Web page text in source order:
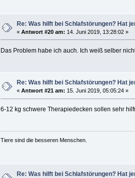
Re: Was hilft bei Schlafstörungen? Hat
«Antwort #20 am: 14. Juni 2019, 13:28:02 »
Das Problem habe ich auch. Ich weiß selber
Re: Was hilft bei Schlafstörungen? Hat
«Antwort #21 am: 15. Juni 2019, 05:05:24 »
6-12 kg schwere Therapiedecken sollen sehr
Tiere sind die besseren Menschen.
Re: Was hilft bei Schlafstörungen? Hat